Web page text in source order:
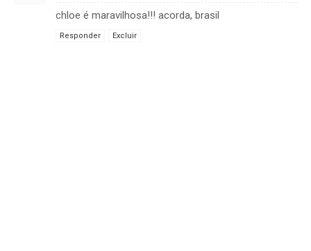
chloe é maravilhosa!!! acorda, brasil
Responder Excluir